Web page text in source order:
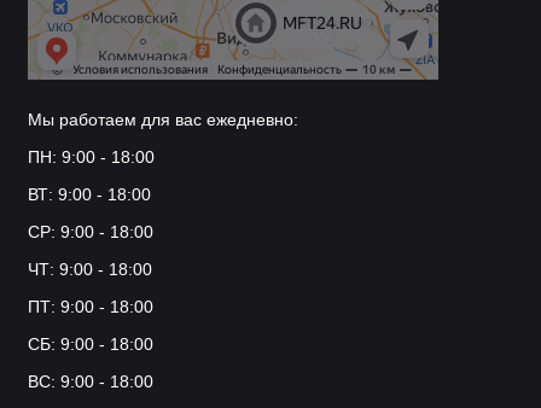
Мы работаем для вас ежедневно:
ПН: 9:00 - 18:00
ВТ: 9:00 - 18:00
СР: 9:00 - 18:00
ЧТ: 9:00 - 18:00
ПТ: 9:00 - 18:00
СБ: 9:00 - 18:00
ВС: 9:00 - 18:00